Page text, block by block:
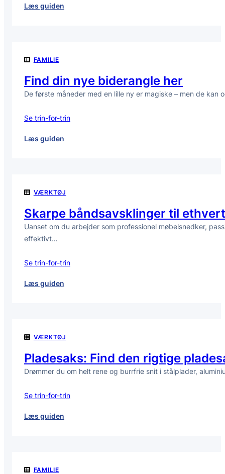
Læs guiden
projekt
FAMILIE
Find din nye biderangle her
De første måneder med en lille ny er magiske – men de
Se trin-for-trin
Læs guiden
her
VÆRKTØJ
Skarpe båndsavsklinger til
Uanset om du arbejder som professionel møbelsnedker,
effektivt…
Se trin-for-trin
Læs guiden
projekt
VÆRKTØJ
Pladesaks: Find den rigtige
Drømmer du om helt rene og burrfrie snit i stålplader,
Se trin-for-trin
Læs guiden
FAMILIE